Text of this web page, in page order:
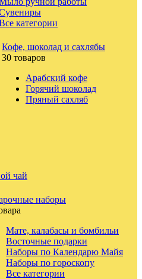
категории
Кофе, шоколад и сахлябы
30 товаров
Арабский кофе
Горячий шоколад
Пряный сахляб
чай
наборы
Мате, калабасы и бомбильи
Восточные подарки
Наборы по Календарю Майя
Наборы по гороскопу
Все категории